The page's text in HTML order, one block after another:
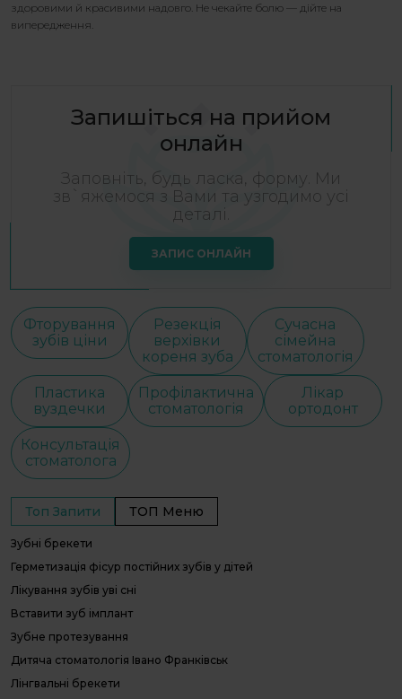
здоровими й красивими надовго. Не чекайте болю — дійте на
випередження.
Запишіться на прийом
онлайн
Заповніть, будь ласка, форму. Ми
зв`яжемося з Вами та узгодимо усі
деталі.
ЗАПИС ОНЛАЙН
Фторування
зубів ціни
Резекція
верхівки
кореня зуба
Сучасна
сімейна
стоматологія
Пластика
вуздечки
Профілактична
стоматологія
Лікар
ортодонт
Консультація
стоматолога
Топ Запити ТОП Меню
Зубні брекети
Герметизація фісур постійних зубів у дітей
Лікування зубів уві сні
Вставити зуб імплант
Зубне протезування
Дитяча стоматологія Івано Франківськ
Лінгвальні брекети